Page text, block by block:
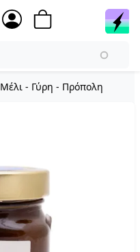
Μέλι - Γύρη - Πρόπολη